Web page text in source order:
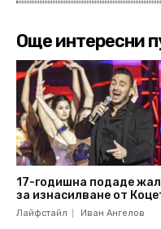
Още интересни
17-годишна подаде
за изнасилване от
Лайфстайл Иван Ангелов